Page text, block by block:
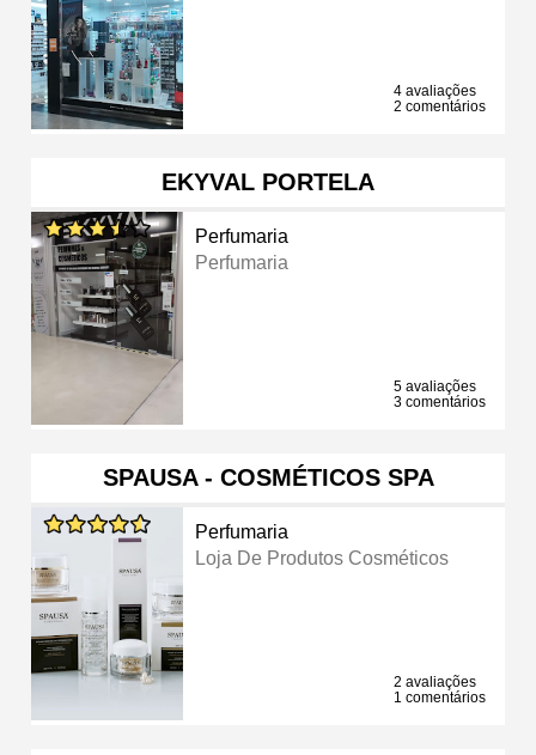
4 avaliações
2 comentários
EKYVAL PORTELA
Perfumaria
Perfumaria
5 avaliações
3 comentários
SPAUSA - COSMÉTICOS SPA
Perfumaria
Loja De Produtos Cosméticos
2 avaliações
1 comentários